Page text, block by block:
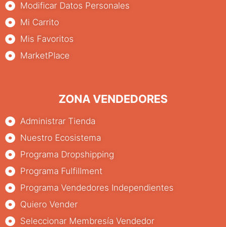
Modificar Datos Personales
Mi Carrito
Mis Favoritos
MarketPlace
ZONA VENDEDORES
Administrar Tienda
Nuestro Ecosistema
Programa Dropshipping
Programa Fulfillment
Programa Vendedores Independientes
Quiero Vender
Seleccionar Membresía Vendedor